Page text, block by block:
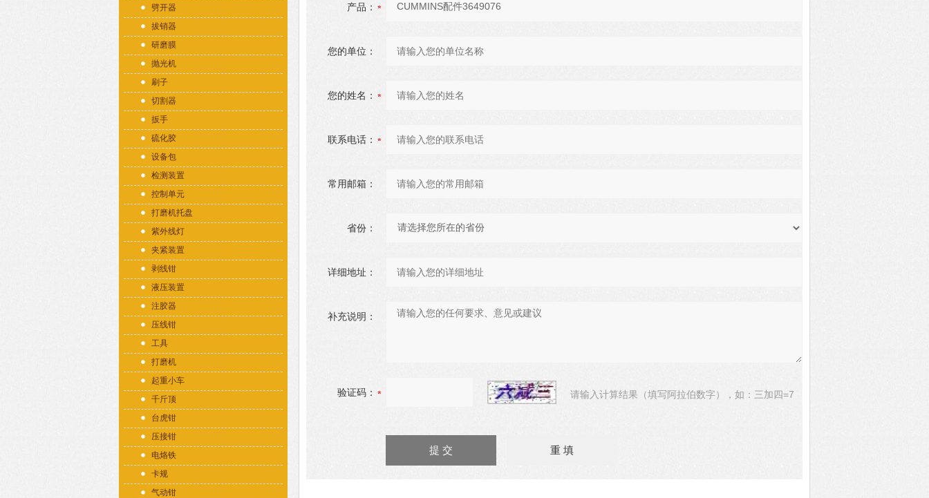
劈开器
拔销器
研磨膜
抛光机
刷子
切割器
扳手
硫化胶
设备包
检测装置
控制单元
打磨机托盘
紫外线灯
夹紧装置
剥线钳
液压装置
注胶器
压线钳
工具
打磨机
起重小车
千斤顶
台虎钳
压接钳
电烙铁
卡规
气动钳
产品：
您的单位：
您的姓名：
联系电话：
常用邮箱：
省份：
详细地址：
补充说明：
验证码： 请输入计算结果（填写阿拉伯数字），如：三加四=7